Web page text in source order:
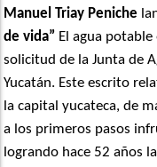
Manuel Triay Peniche
de vida” El agua
solicitud de la Junta de
Yucatán. Este escrito
la capital yucateca, de
a los primeros pasos
logrando hace 52 años